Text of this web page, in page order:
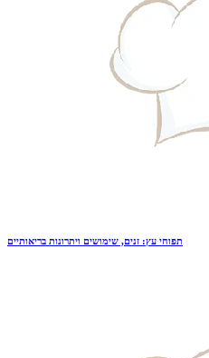
תפוחי עץ: זנים, שימושים ויתרונות בריאותיים